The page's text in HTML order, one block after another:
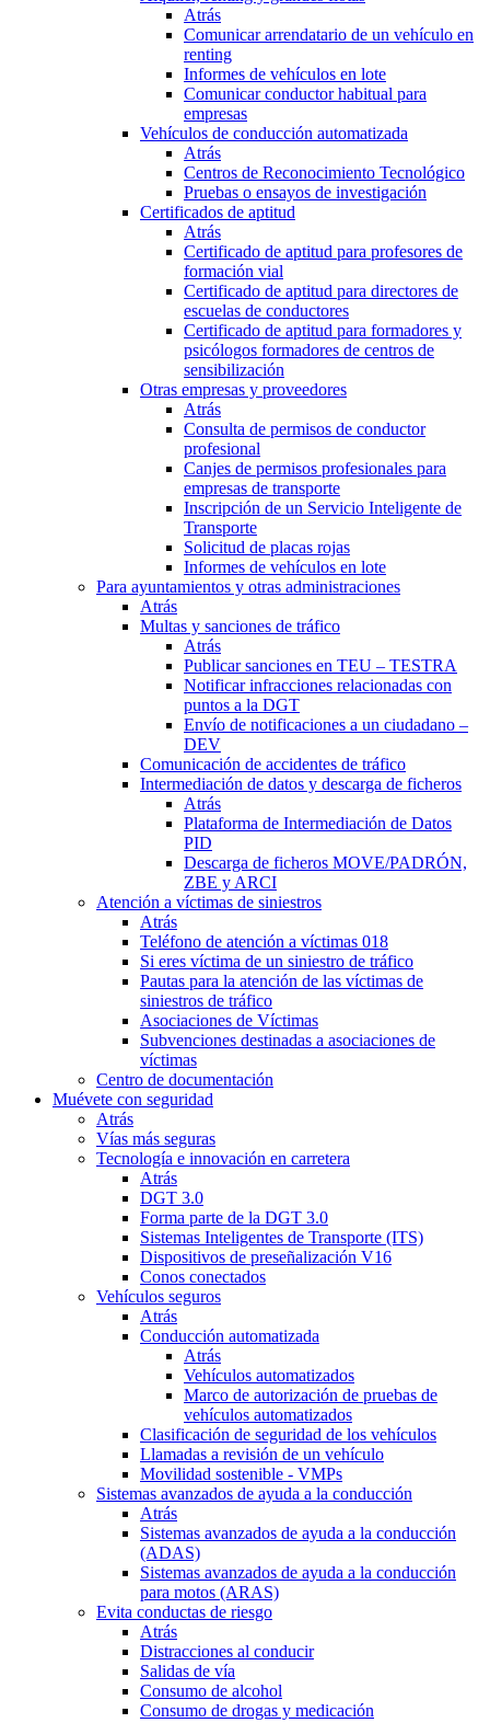
Atrás
Comunicar arrendatario de un vehículo en
renting
Informes de vehículos en lote
Comunicar conductor habitual para
empresas
Vehículos de conducción automatizada
Atrás
Centros de Reconocimiento Tecnológico
Pruebas o ensayos de investigación
Certificados de aptitud
Atrás
Certificado de aptitud para profesores de
formación vial
Certificado de aptitud para directores de
escuelas de conductores
Certificado de aptitud para formadores y
psicólogos formadores de centros de
sensibilización
Otras empresas y proveedores
Atrás
Consulta de permisos de conductor
profesional
Canjes de permisos profesionales para
empresas de transporte
Inscripción de un Servicio Inteligente de
Transporte
Solicitud de placas rojas
Informes de vehículos en lote
Para ayuntamientos y otras administraciones
Atrás
Multas y sanciones de tráfico
Atrás
Publicar sanciones en TEU – TESTRA
Notificar infracciones relacionadas con
puntos a la DGT
Envío de notificaciones a un ciudadano –
DEV
Comunicación de accidentes de tráfico
Intermediación de datos y descarga de ficheros
Atrás
Plataforma de Intermediación de Datos
PID
Descarga de ficheros MOVE/PADRÓN,
ZBE y ARCI
Atención a víctimas de siniestros
Atrás
Teléfono de atención a víctimas 018
Si eres víctima de un siniestro de tráfico
Pautas para la atención de las víctimas de
siniestros de tráfico
Asociaciones de Víctimas
Subvenciones destinadas a asociaciones de
víctimas
Centro de documentación
Muévete con seguridad
Atrás
Vías más seguras
Tecnología e innovación en carretera
Atrás
DGT 3.0
Forma parte de la DGT 3.0
Sistemas Inteligentes de Transporte (ITS)
Dispositivos de preseñalización V16
Conos conectados
Vehículos seguros
Atrás
Conducción automatizada
Atrás
Vehículos automatizados
Marco de autorización de pruebas de
vehículos automatizados
Clasificación de seguridad de los vehículos
Llamadas a revisión de un vehículo
Movilidad sostenible - VMPs
Sistemas avanzados de ayuda a la conducción
Atrás
Sistemas avanzados de ayuda a la conducción
(ADAS)
Sistemas avanzados de ayuda a la conducción
para motos (ARAS)
Evita conductas de riesgo
Atrás
Distracciones al conducir
Salidas de vía
Consumo de alcohol
Consumo de drogas y medicación